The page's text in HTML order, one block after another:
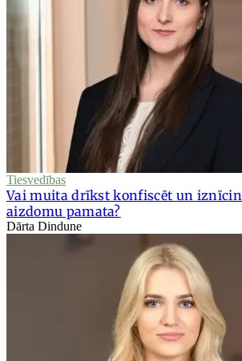
Tiesvedības
Vai muita drīkst konfiscēt un
aizdomu pamata?
Dārta Dindune